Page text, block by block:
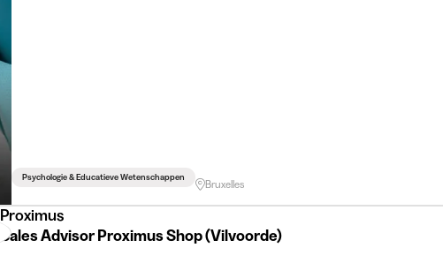
Psychologie & Educatieve Wetenschappen
Bruxelles
Proximus
Sales Advisor Proximus Shop (Vilvoorde)